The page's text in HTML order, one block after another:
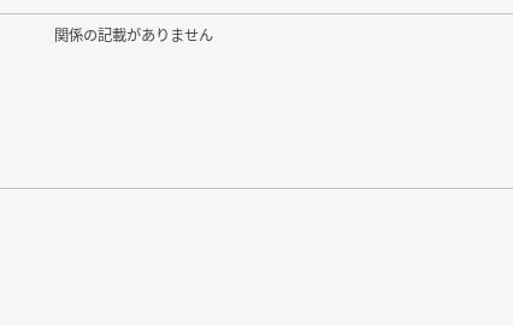
関係の記載がありません